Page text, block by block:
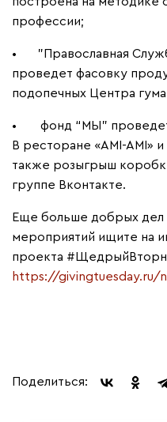
профессии;
•
"Православная
проведет фасовку
подопечных Центра
•
фонд “МЫ”
В ресторане «AMI-AMI»
также розыгрыш
группе Вконтакте.
Еще больше добрых дел
мероприятий ищите на
проекта
https://givingtuesday.ru/
Поделиться: